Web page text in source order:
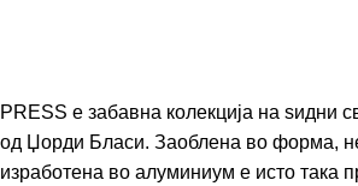
PRESS е забавна колекција на ѕидни
од Џорди Бласи. Заоблена во форма,
изработена во алуминиум е исто така